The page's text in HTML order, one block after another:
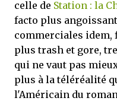
celle de Station : la
facto plus
commerciales
plus trash et gore,
qui ne vaut pas
plus à la téléréalité
l'Américain du